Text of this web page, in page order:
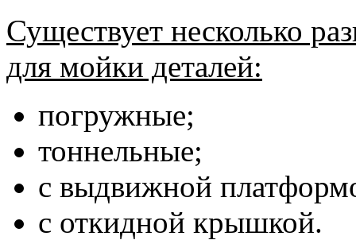
Существует несколько
для мойки деталей:
погружные;
тоннельные;
с выдвижной
с откидной крышкой.